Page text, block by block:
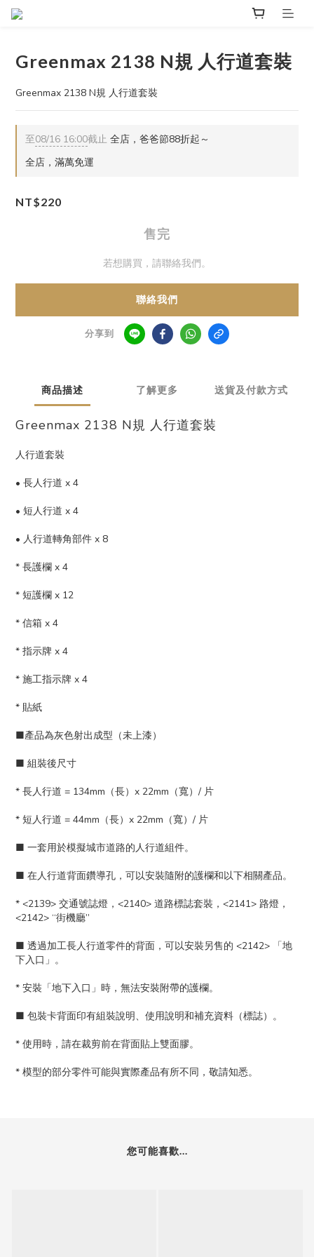
Greenmax 2138 N規 人行道套裝
Greenmax 2138 N規 人行道套裝
至08/16 16:00截止 全店，爸爸節88折起～
全店，滿萬免運
NT$220
售完
若想購買，請聯絡我們。
聯絡我們
分享到
商品描述 了解更多 送貨及付款方式
Greenmax 2138 N規 人行道套裝
人行道套裝
• 長人行道 x 4
• 短人行道 x 4
• 人行道轉角部件 x 8
* 長護欄 x 4
* 短護欄 x 12
* 信箱 x 4
* 指示牌 x 4
* 施工指示牌 x 4
* 貼紙
■產品為灰色射出成型（未上漆）
■ 組裝後尺寸
* 長人行道 = 134mm（長）x 22mm（寬）/ 片
* 短人行道 = 44mm（長）x 22mm（寬）/ 片
■ 一套用於模擬城市道路的人行道組件。
■ 在人行道背面鑽導孔，可以安裝隨附的護欄和以下相關產品。
* <2139> 交通號誌燈，<2140> 道路標誌套裝，<2141> 路燈，
<2142> “街機廳”
■ 透過加工長人行道零件的背面，可以安裝另售的 <2142> 「地
下入口」。
* 安裝「地下入口」時，無法安裝附帶的護欄。
■ 包裝卡背面印有組裝說明、使用說明和補充資料（標誌）。
* 使用時，請在裁剪前在背面貼上雙面膠。
* 模型的部分零件可能與實際產品有所不同，敬請知悉。
您可能喜歡...